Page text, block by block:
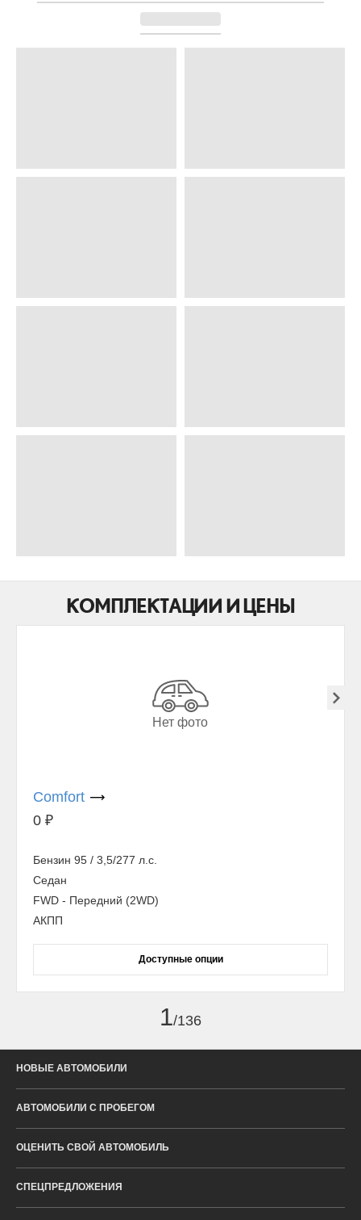
КОМПЛЕКТАЦИИ И ЦЕНЫ
Нет фото
Comfort
0 ₽
Бензин 95 / 3,5/277 л.с.
Седан
FWD - Передний (2WD)
АКПП
Доступные опции
1/136
НОВЫЕ АВТОМОБИЛИ
АВТОМОБИЛИ С ПРОБЕГОМ
ОЦЕНИТЬ СВОЙ АВТОМОБИЛЬ
СПЕЦПРЕДЛОЖЕНИЯ